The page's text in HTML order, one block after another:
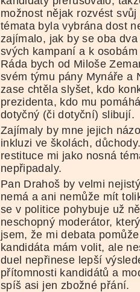
možnost nějak rozvést
témata byla vybrána dost
zajímalo, jak by se oba
svých kampaní a k
Ráda bych od Miloše
svém týmu pány Mynáře a
zase chtěla slyšet, kdo
prezidenta, kdo mu
dotyčný (či dotyční) slibují.
Zajímaly by mne jejich
inkluzi ve školách,
restituce mi jako nosná
nepřipadaly.
Pan Drahoš by velmi
nemá a ani nemůže mít
se v politice pohybuje už
neschopný moderátor,
jsem, že mi debata
kandidáta mám volit, ale
duel nepřinese lepší
přítomnosti kandidátů a
spíš asi jen zbožné přání.